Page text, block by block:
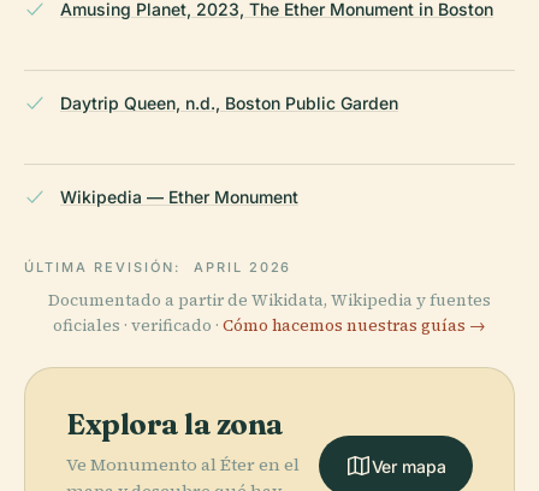
Amusing Planet, 2023, The Ether Monument in Boston
Daytrip Queen, n.d., Boston Public Garden
Wikipedia — Ether Monument
ÚLTIMA REVISIÓN: APRIL 2026
Documentado a partir de Wikidata, Wikipedia y fuentes
oficiales · verificado · Cómo hacemos nuestras guías →
Explora la zona
Ve Monumento al Éter en el
Ver mapa